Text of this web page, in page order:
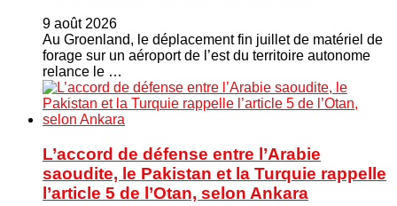
9 août 2026
Au Groenland, le déplacement fin juillet de matériel de
forage sur un aéroport de l’est du territoire autonome
relance le …
L’accord de défense entre l’Arabie
saoudite, le Pakistan et la Turquie rappelle
l’article 5 de l’Otan, selon Ankara